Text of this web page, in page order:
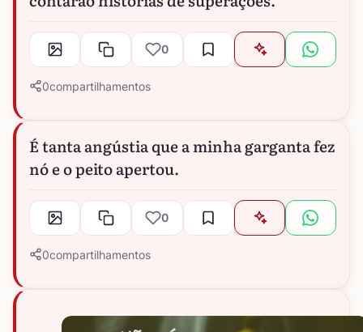
0
0compartilhamentos
É tanta angústia que a minha garganta fez
nó e o peito apertou.
0
0compartilhamentos